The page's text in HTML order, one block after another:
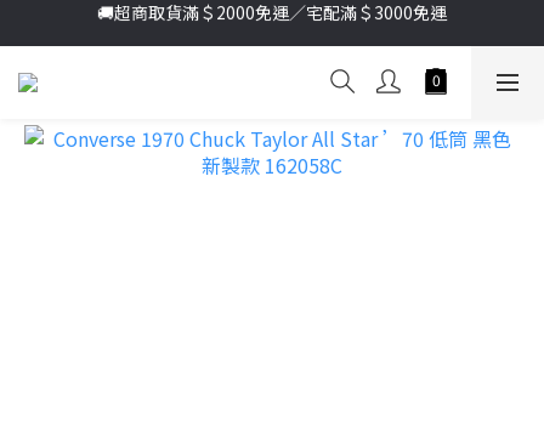
加入新會員送首購金＄100🔥點我註冊➞
加入新會員送首購金＄100🔥點我註冊➞